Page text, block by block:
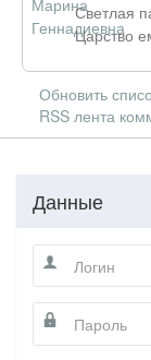
Светлая
Царство
Обновить
RSS лента
Данные